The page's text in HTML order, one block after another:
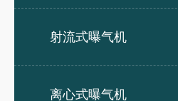
射流式曝气机
离心式曝气机